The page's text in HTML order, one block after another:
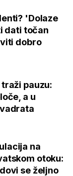
'Dolaze
dati točan
dobro
pauzu:
a u
na
otoku:
se željno